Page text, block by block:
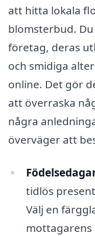
att hitta lokala
blomsterbud.
företag, deras
och smidiga
online. Det gör
att överraska
några
överväger att
tidlös
Välj en
mottagarens